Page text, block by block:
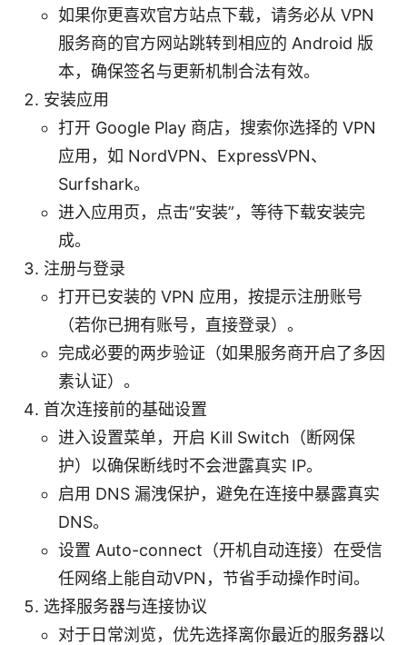
如果你更喜欢官方站点下载，请务必从 VPN
服务商的官方网站跳转到相应的 Android 版
本，确保签名与更新机制合法有效。
安装应用
打开 Google Play 商店，搜索你选择的 VPN
应用，如 NordVPN、ExpressVPN、
Surfshark。
进入应用页，点击“安装”，等待下载安装完
成。
注册与登录
打开已安装的 VPN 应用，按提示注册账号
（若你已拥有账号，直接登录）。
完成必要的两步验证（如果服务商开启了多因
素认证）。
首次连接前的基础设置
进入设置菜单，开启 Kill Switch（断网保
护）以确保断线时不会泄露真实 IP。
启用 DNS 漏洩保护，避免在连接中暴露真实
DNS。
设置 Auto-connect（开机自动连接）在受信
任网络上能自动VPN，节省手动操作时间。
选择服务器与连接协议
对于日常浏览，优先选择离你最近的服务器以